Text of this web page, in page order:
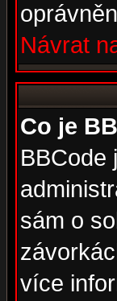
Návrat
Co je
BBCode
sám o
více